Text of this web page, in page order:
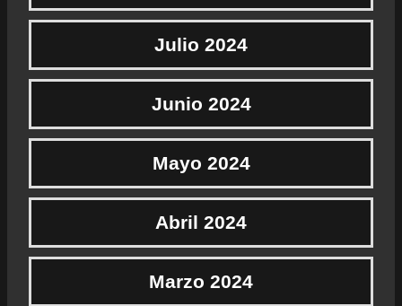
Julio 2024
Junio 2024
Mayo 2024
Abril 2024
Marzo 2024